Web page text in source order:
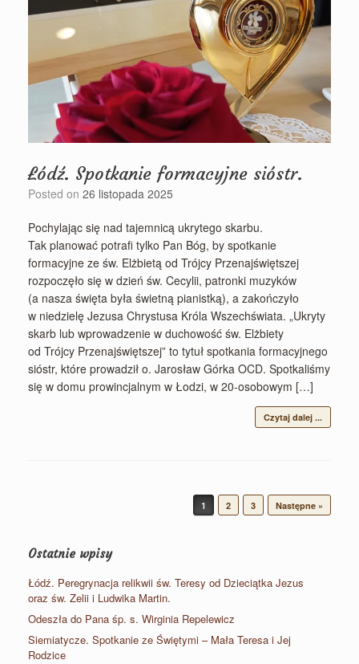
Łódź. Spotkanie formacyjne sióstr.
Posted on 26 listopada 2025
Pochylając się nad tajemnicą ukrytego skarbu.
Tak planować potrafi tylko Pan Bóg, by spotkanie
formacyjne ze św. Elżbietą od Trójcy Przenajświętszej
rozpoczęło się w dzień św. Cecylii, patronki muzyków
(a nasza święta była świetną pianistką), a zakończyło
w niedzielę Jezusa Chrystusa Króla Wszechświata. „Ukryty
skarb lub wprowadzenie w duchowość św. Elżbiety
od Trójcy Przenajświętszej” to tytuł spotkania formacyjnego
sióstr, które prowadził o. Jarosław Górka OCD. Spotkaliśmy
się w domu prowincjalnym w Łodzi, w 20-osobowym […]
Czytaj dalej ...
1 2 3 Następne »
Ostatnie wpisy
Łódź. Peregrynacja relikwii św. Teresy od Dzieciątka Jezus
oraz św. Zelii i Ludwika Martin.
Odeszła do Pana śp. s. Wirginia Repelewicz
Siemiatycze. Spotkanie ze Świętymi – Mała Teresa i Jej
Rodzice